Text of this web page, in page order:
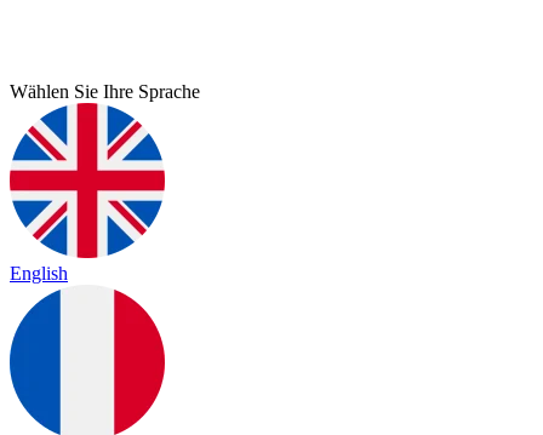
Wählen Sie Ihre Sprache
English